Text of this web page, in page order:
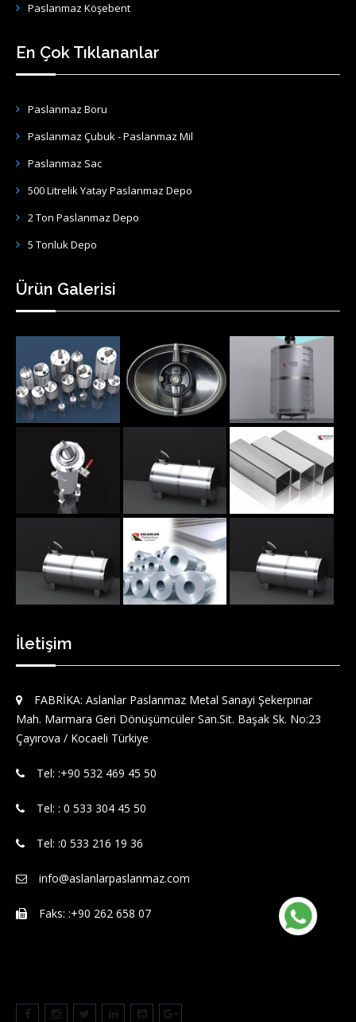
Paslanmaz Köşebent
En Çok Tıklananlar
Paslanmaz Boru
Paslanmaz Çubuk - Paslanmaz Mil
Paslanmaz Sac
500 Litrelik Yatay Paslanmaz Depo
2 Ton Paslanmaz Depo
5 Tonluk Depo
Ürün Galerisi
İletişim
FABRİKA: Aslanlar Paslanmaz Metal Sanayi Şekerpınar
Mah. Marmara Geri Dönüşümcüler San.Sit. Başak Sk. No:23
Çayırova / Kocaeli Türkiye
Tel: :‪+90 532 469 45 50‬
Tel: : 0 533 304 45 50
Tel: :0 533 216 19 36
info@aslanlarpaslanmaz.com
Faks: :+90 262 658 07